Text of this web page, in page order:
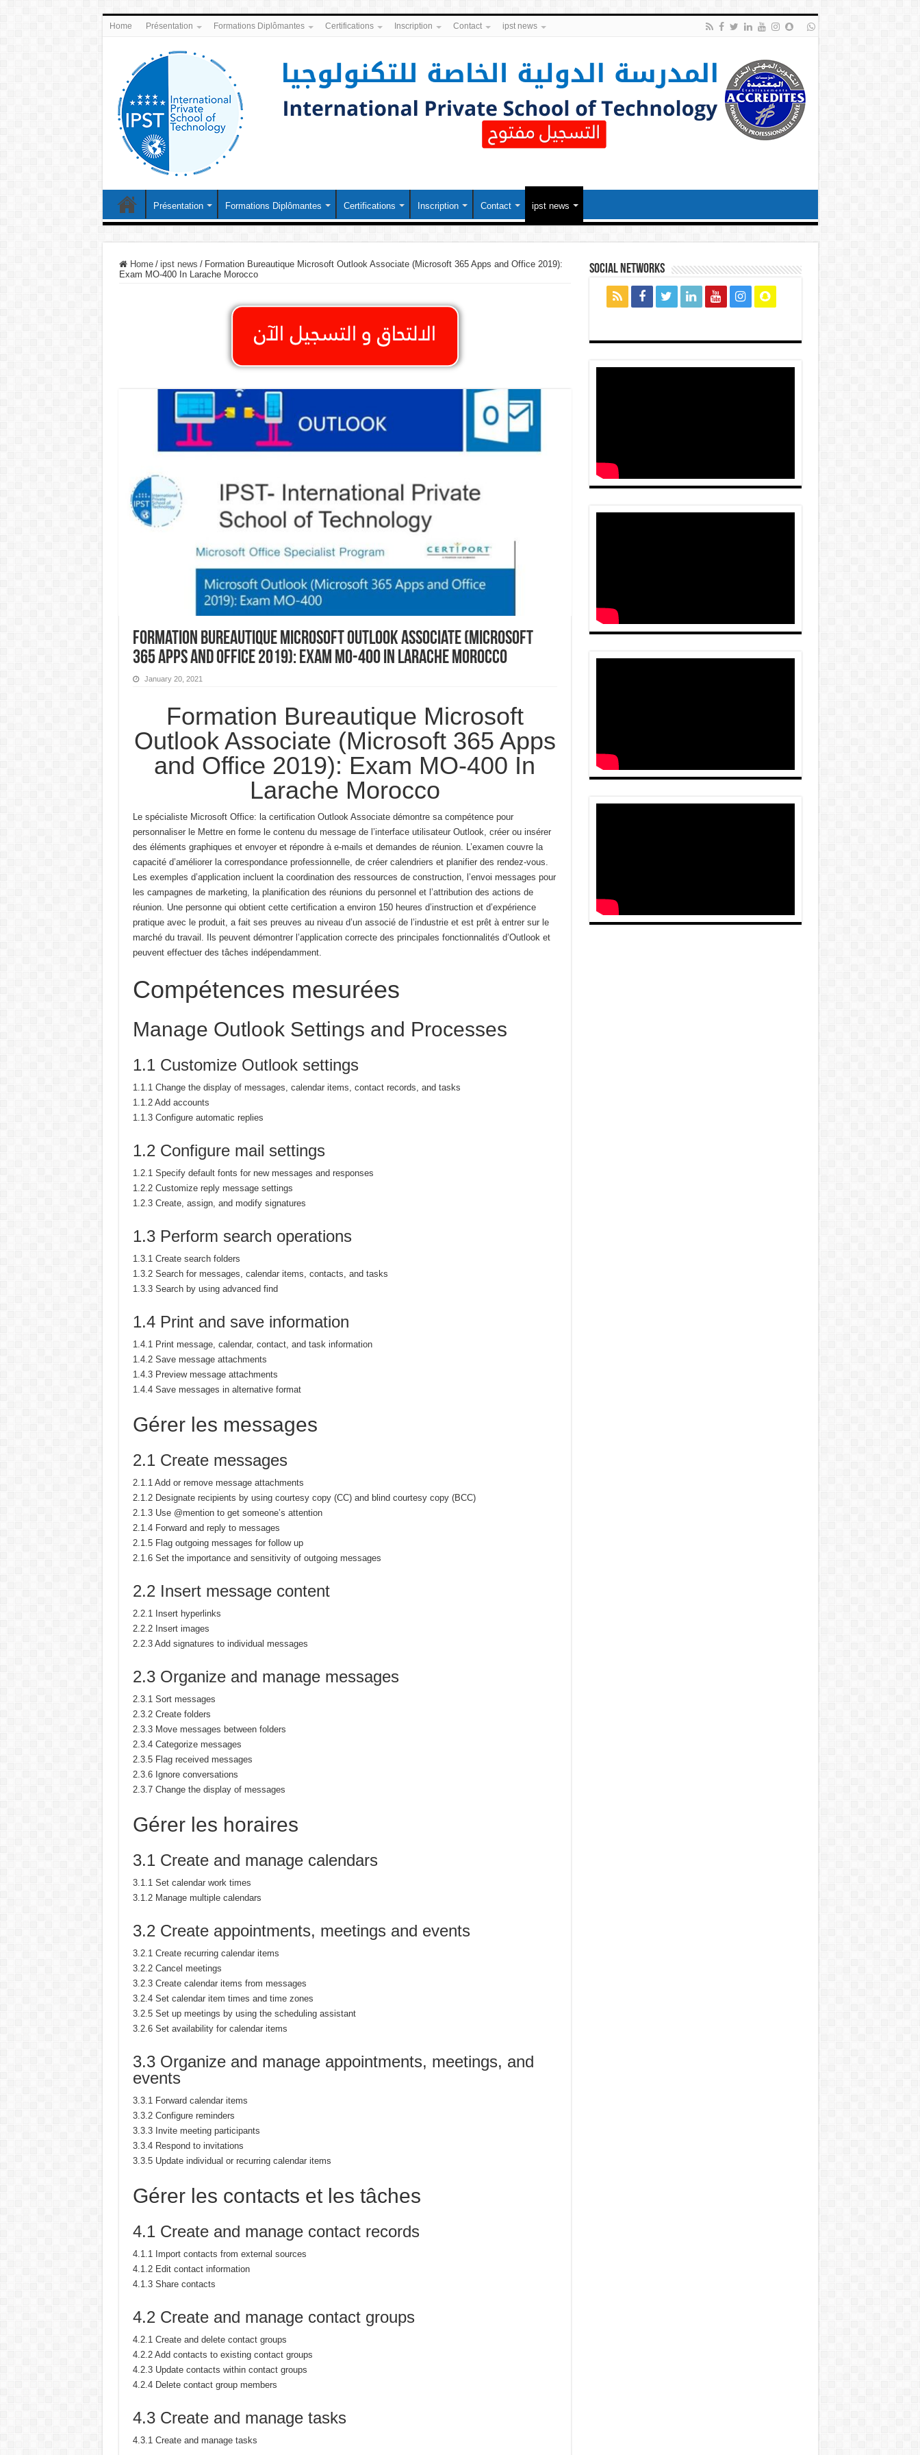
Home Présentation Formations Diplômantes Certifications Inscription Contact ipst news
Présentation Formations Diplômantes Certifications Inscription Contact ipst news
Home / ipst news / Formation Bureautique Microsoft Outlook Associate (Microsoft 365 Apps and Office 2019):
Exam MO-400 In Larache Morocco
Formation Bureautique Microsoft Outlook Associate (Microsoft
365 Apps and Office 2019): Exam MO-400 In Larache Morocco
January 20, 2021
Formation Bureautique Microsoft
Outlook Associate (Microsoft 365 Apps
and Office 2019): Exam MO-400 In
Larache Morocco
Le spécialiste Microsoft Office: la certification Outlook Associate démontre sa compétence pour
personnaliser le Mettre en forme le contenu du message de l’interface utilisateur Outlook, créer ou insérer
des éléments graphiques et envoyer et répondre à e-mails et demandes de réunion. L’examen couvre la
capacité d’améliorer la correspondance professionnelle, de créer calendriers et planifier des rendez-vous.
Les exemples d’application incluent la coordination des ressources de construction, l’envoi messages pour
les campagnes de marketing, la planification des réunions du personnel et l’attribution des actions de
réunion. Une personne qui obtient cette certification a environ 150 heures d’instruction et d’expérience
pratique avec le produit, a fait ses preuves au niveau d’un associé de l’industrie et est prêt à entrer sur le
marché du travail.
Ils peuvent démontrer l’application correcte des principales fonctionnalités d’Outlook et
peuvent effectuer des tâches indépendamment.
Compétences mesurées
Manage Outlook Settings and Processes
1.1 Customize Outlook settings
1.1.1 Change the display of messages, calendar items, contact records, and tasks
1.1.2 Add accounts
1.1.3 Configure automatic replies
1.2 Configure mail settings
1.2.1 Specify default fonts for new messages and responses
1.2.2 Customize reply message settings
1.2.3 Create, assign, and modify signatures
1.3 Perform search operations
1.3.1 Create search folders
1.3.2 Search for messages, calendar items, contacts, and tasks
1.3.3 Search by using advanced find
1.4 Print and save information
1.4.1 Print message, calendar, contact, and task information
1.4.2 Save message attachments
1.4.3 Preview message attachments
1.4.4 Save messages in alternative format
Gérer les messages
2.1 Create messages
2.1.1 Add or remove message attachments
2.1.2 Designate recipients by using courtesy copy (CC) and blind courtesy copy (BCC)
2.1.3 Use @mention to get someone’s attention
2.1.4 Forward and reply to messages
2.1.5 Flag outgoing messages for follow up
2.1.6 Set the importance and sensitivity of outgoing messages
2.2 Insert message content
2.2.1 Insert hyperlinks
2.2.2 Insert images
2.2.3 Add signatures to individual messages
2.3 Organize and manage messages
2.3.1 Sort messages
2.3.2 Create folders
2.3.3 Move messages between folders
2.3.4 Categorize messages
2.3.5 Flag received messages
2.3.6 Ignore conversations
2.3.7 Change the display of messages
Gérer les horaires
3.1 Create and manage calendars
3.1.1 Set calendar work times
3.1.2 Manage multiple calendars
3.2 Create appointments, meetings and events
3.2.1 Create recurring calendar items
3.2.2 Cancel meetings
3.2.3 Create calendar items from messages
3.2.4 Set calendar item times and time zones
3.2.5 Set up meetings by using the scheduling assistant
3.2.6 Set availability for calendar items
3.3 Organize and manage appointments, meetings, and
events
3.3.1 Forward calendar items
3.3.2 Configure reminders
3.3.3 Invite meeting participants
3.3.4 Respond to invitations
3.3.5 Update individual or recurring calendar items
Gérer les contacts et les tâches
4.1 Create and manage contact records
4.1.1 Import contacts from external sources
4.1.2 Edit contact information
4.1.3 Share contacts
4.2 Create and manage contact groups
4.2.1 Create and delete contact groups
4.2.2 Add contacts to existing contact groups
4.2.3 Update contacts within contact groups
4.2.4 Delete contact group members
4.3 Create and manage tasks
4.3.1 Create and manage tasks
social networks